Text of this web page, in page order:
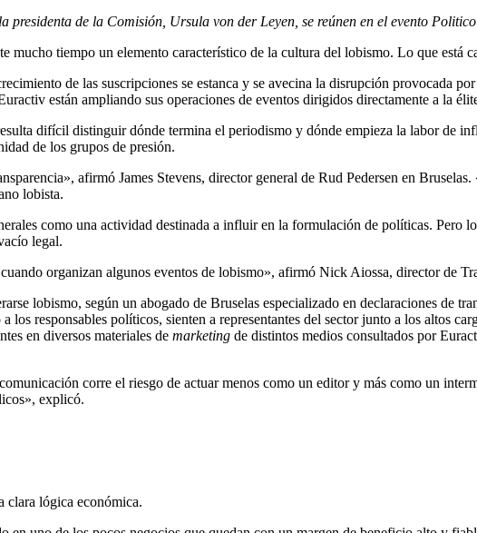
presidenta de la Comisión, Ursula von der Leyen, se reúnen en el evento
mucho tiempo un elemento característico de la cultura del lobismo. Lo que está
de las suscripciones se estanca y se avecina la disrupción provocada
están ampliando sus operaciones de eventos dirigidos directamente a la
difícil distinguir dónde termina el periodismo y dónde empieza la labor de
de los grupos de presión.
afirmó James Stevens, director general de Rud Pedersen en
lobista.
como una actividad destinada a influir en la formulación de políticas. Pero
legal.
organizan algunos eventos de lobismo», afirmó Nick Aiossa, director de
lobismo, según un abogado de Bruselas especializado en declaraciones de
los responsables políticos, sienten a representantes del sector junto a los altos
en diversos materiales de marketing de distintos medios consultados por
corre el riesgo de actuar menos como un editor y más como un
explicó.
clara lógica económica.